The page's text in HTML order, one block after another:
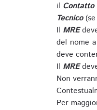
il Contatto
Tecnico(se
Il MRE
del nome
deve
Il MRE
Non
Per